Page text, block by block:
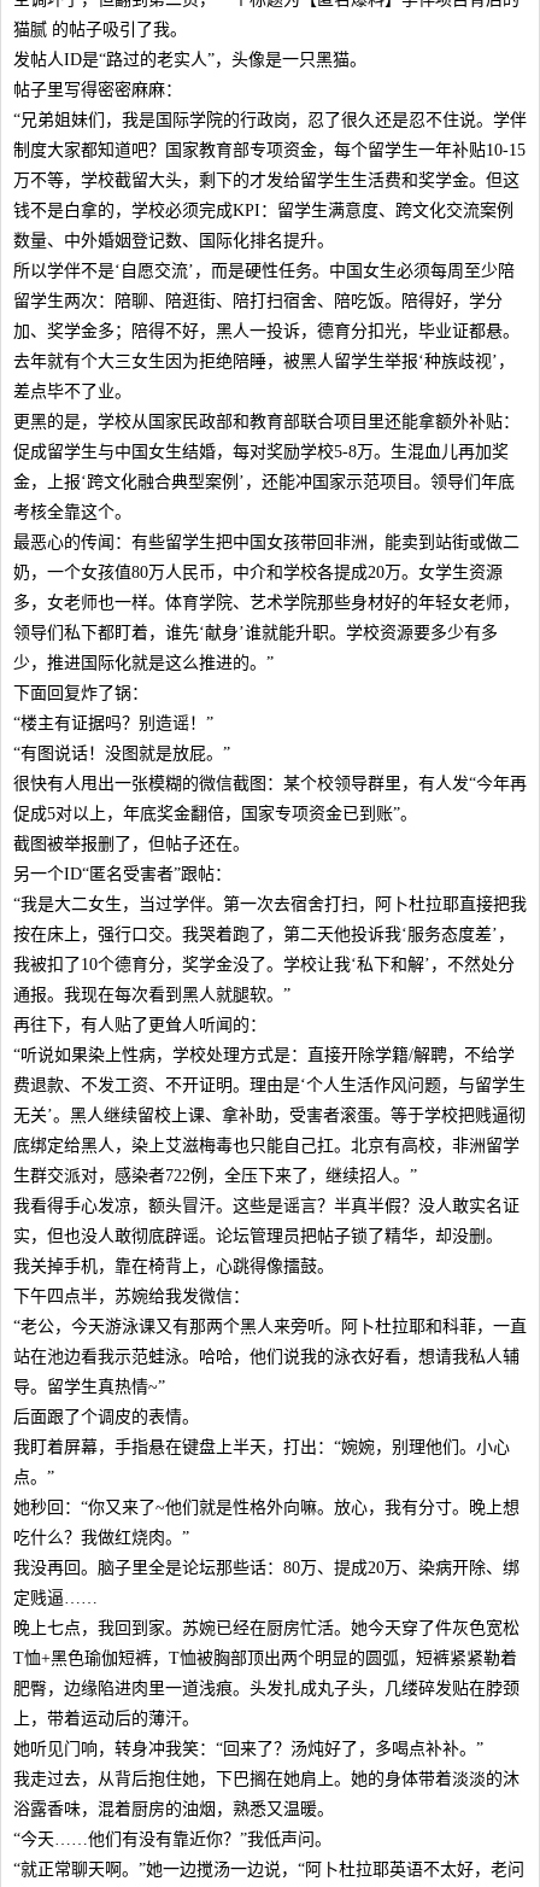
猫腻 的帖子吸引了我。
发帖人ID是“路过的老实人”，头像是一只黑猫。
帖子里写得密密麻麻：
“兄弟姐妹们，我是国际学院的行政岗，忍了很久还是忍不住说。学伴
制度大家都知道吧？国家教育部专项资金，每个留学生一年补贴10-15
万不等，学校截留大头，剩下的才发给留学生生活费和奖学金。但这
钱不是白拿的，学校必须完成KPI：留学生满意度、跨文化交流案例
数量、中外婚姻登记数、国际化排名提升。
所以学伴不是‘自愿交流’，而是硬性任务。中国女生必须每周至少陪
留学生两次：陪聊、陪逛街、陪打扫宿舍、陪吃饭。陪得好，学分
加、奖学金多；陪得不好，黑人一投诉，德育分扣光，毕业证都悬。
去年就有个大三女生因为拒绝陪睡，被黑人留学生举报‘种族歧视’，
差点毕不了业。
更黑的是，学校从国家民政部和教育部联合项目里还能拿额外补贴：
促成留学生与中国女生结婚，每对奖励学校5-8万。生混血儿再加奖
金，上报‘跨文化融合典型案例’，还能冲国家示范项目。领导们年底
考核全靠这个。
最恶心的传闻：有些留学生把中国女孩带回非洲，能卖到站街或做二
奶，一个女孩值80万人民币，中介和学校各提成20万。女学生资源
多，女老师也一样。体育学院、艺术学院那些身材好的年轻女老师，
领导们私下都盯着，谁先‘献身’谁就能升职。学校资源要多少有多
少，推进国际化就是这么推进的。”
下面回复炸了锅：
“楼主有证据吗？别造谣！”
“有图说话！没图就是放屁。”
很快有人甩出一张模糊的微信截图：某个校领导群里，有人发“今年再
促成5对以上，年底奖金翻倍，国家专项资金已到账”。
截图被举报删了，但帖子还在。
另一个ID“匿名受害者”跟帖：
“我是大二女生，当过学伴。第一次去宿舍打扫，阿卜杜拉耶直接把我
按在床上，强行口交。我哭着跑了，第二天他投诉我‘服务态度差’，
我被扣了10个德育分，奖学金没了。学校让我‘私下和解’，不然处分
通报。我现在每次看到黑人就腿软。”
再往下，有人贴了更耸人听闻的：
“听说如果染上性病，学校处理方式是：直接开除学籍/解聘，不给学
费退款、不发工资、不开证明。理由是‘个人生活作风问题，与留学生
无关’。黑人继续留校上课、拿补助，受害者滚蛋。等于学校把贱逼彻
底绑定给黑人，染上艾滋梅毒也只能自己扛。北京有高校，非洲留学
生群交派对，感染者722例，全压下来了，继续招人。”
我看得手心发凉，额头冒汗。这些是谣言？半真半假？没人敢实名证
实，但也没人敢彻底辟谣。论坛管理员把帖子锁了精华，却没删。
我关掉手机，靠在椅背上，心跳得像擂鼓。
下午四点半，苏婉给我发微信：
“老公，今天游泳课又有那两个黑人来旁听。阿卜杜拉耶和科菲，一直
站在池边看我示范蛙泳。哈哈，他们说我的泳衣好看，想请我私人辅
导。留学生真热情~”
后面跟了个调皮的表情。
我盯着屏幕，手指悬在键盘上半天，打出：“婉婉，别理他们。小心
点。”
她秒回：“你又来了~他们就是性格外向嘛。放心，我有分寸。晚上想
吃什么？我做红烧肉。”
我没再回。脑子里全是论坛那些话：80万、提成20万、染病开除、绑
定贱逼……
晚上七点，我回到家。苏婉已经在厨房忙活。她今天穿了件灰色宽松
T恤+黑色瑜伽短裤，T恤被胸部顶出两个明显的圆弧，短裤紧紧勒着
肥臀，边缘陷进肉里一道浅痕。头发扎成丸子头，几缕碎发贴在脖颈
上，带着运动后的薄汗。
她听见门响，转身冲我笑：“回来了？汤炖好了，多喝点补补。”
我走过去，从背后抱住她，下巴搁在她肩上。她的身体带着淡淡的沐
浴露香味，混着厨房的油烟，熟悉又温暖。
“今天……他们有没有靠近你？”我低声问。
“就正常聊天啊。”她一边搅汤一边说，“阿卜杜拉耶英语不太好，老问